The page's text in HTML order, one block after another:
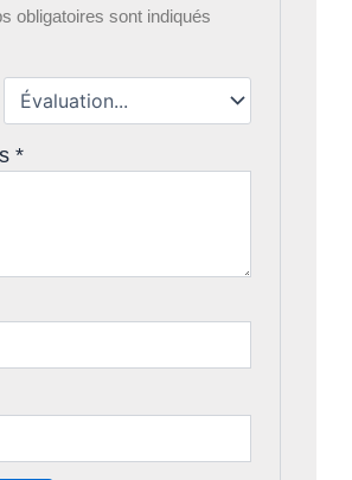
obligatoires sont indiqués
*